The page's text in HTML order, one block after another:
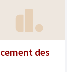
des